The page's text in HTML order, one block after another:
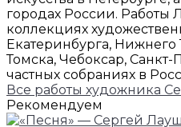
городах России. Работы
коллекциях
Екатеринбурга,
Томска, Чебоксар, Санкт-
частных собраниях в
Все работы художника
Рекомендуем